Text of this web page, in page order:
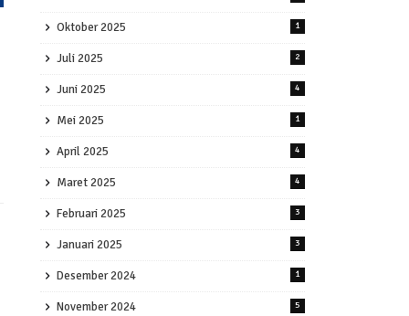
Oktober 2025 1
Juli 2025 2
Juni 2025 4
Mei 2025 1
April 2025 4
Maret 2025 4
Februari 2025 3
Januari 2025 3
Desember 2024 1
November 2024 5